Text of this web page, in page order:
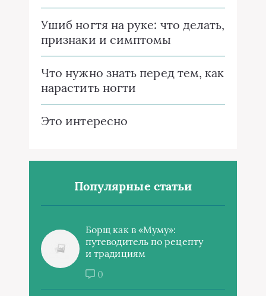
Ушиб ногтя на руке: что делать,
признаки и симптомы
Что нужно знать перед тем, как
нарастить ногти
Это интересно
Популярные статьи
Борщ как в «Муму»:
путеводитель по рецепту
и традициям
0